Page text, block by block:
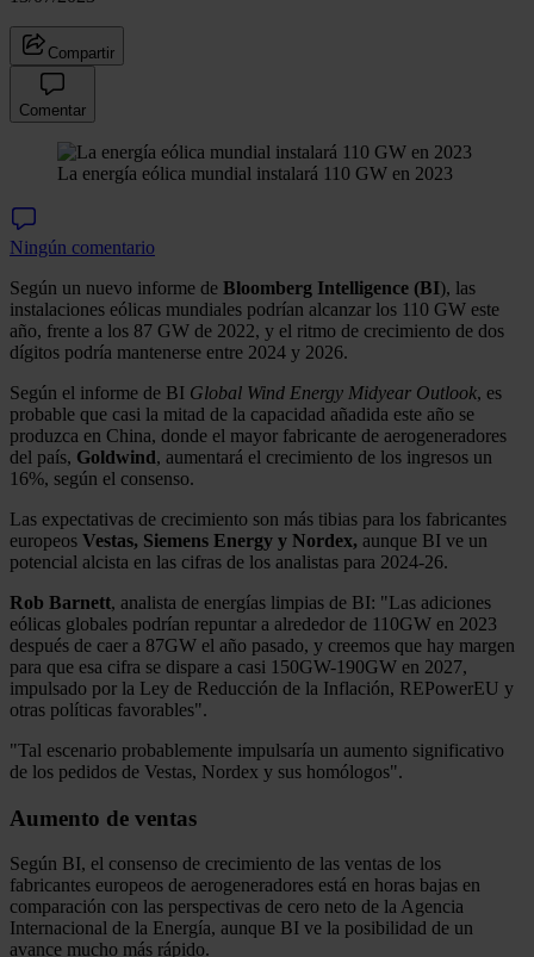
Compartir
Comentar
La energía eólica mundial instalará 110 GW en 2023
Ningún comentario
Según un nuevo informe de Bloomberg Intelligence (BI), las
instalaciones eólicas mundiales podrían alcanzar los 110 GW este
año, frente a los 87 GW de 2022, y el ritmo de crecimiento de dos
dígitos podría mantenerse entre 2024 y 2026.
Según el informe de BI Global Wind Energy Midyear Outlook, es
probable que casi la mitad de la capacidad añadida este año se
produzca en China, donde el mayor fabricante de aerogeneradores
del país, Goldwind, aumentará el crecimiento de los ingresos un
16%, según el consenso.
Las expectativas de crecimiento son más tibias para los fabricantes
europeos Vestas, Siemens Energy y Nordex, aunque BI ve un
potencial alcista en las cifras de los analistas para 2024-26.
Rob Barnett, analista de energías limpias de BI: "Las adiciones
eólicas globales podrían repuntar a alrededor de 110GW en 2023
después de caer a 87GW el año pasado, y creemos que hay margen
para que esa cifra se dispare a casi 150GW-190GW en 2027,
impulsado por la Ley de Reducción de la Inflación, REPowerEU y
otras políticas favorables".
"Tal escenario probablemente impulsaría un aumento significativo
de los pedidos de Vestas, Nordex y sus homólogos".
Aumento de ventas
Según BI, el consenso de crecimiento de las ventas de los
fabricantes europeos de aerogeneradores está en horas bajas en
comparación con las perspectivas de cero neto de la Agencia
Internacional de la Energía, aunque BI ve la posibilidad de un
avance mucho más rápido.